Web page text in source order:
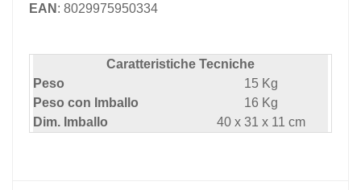
EAN : 8029975950334
Caratteristiche Tecniche
Peso
15 Kg
Peso con Imballo
16 Kg
Dim. Imballo
40 x 31 x 11 cm